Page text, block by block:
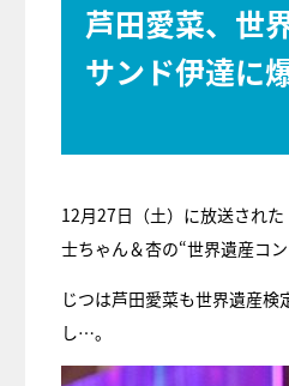
芦田愛菜、世
サンド伊達に
12月27日（土）に放送された
士ちゃん＆杏の“世界遺産コ
じつは芦田愛菜も世界遺産
し…。